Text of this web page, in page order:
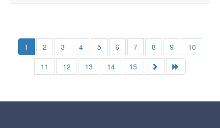
1 2 3 4 5 6 7 8 9
10
11
12 13 14 15